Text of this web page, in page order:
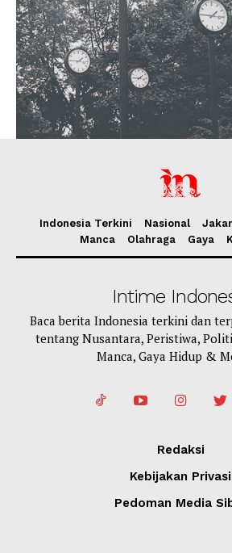
Indonesia Terkini Nasional
Manca
Olahraga Gaya
Intime
Baca berita Indonesia terkini dan
tentang Nusantara, Peristiwa,
Manca, Gaya Hidup &
Redaksi
Kebijakan Privasi
Pedoman Media